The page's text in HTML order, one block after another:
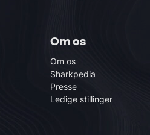
Om os
Om os
Sharkpedia
Presse
Ledige stillinger